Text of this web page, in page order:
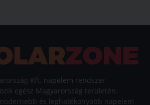
Kft. napelem rendszer
egész Magyarország területén.
és leghatékonyabb napelem